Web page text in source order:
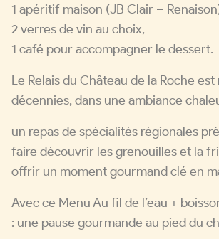
1 apéritif maison (JB Clair –
2 verres de vin au choix,
1 café pour accompagner le dessert.
Le Relais du Château de la Roche
décennies, dans une ambiance
un repas de spécialités régionales
faire découvrir les grenouilles et la
offrir un moment gourmand clé en
Avec ce Menu Au fil de l’eau +
: une pause gourmande au pied du